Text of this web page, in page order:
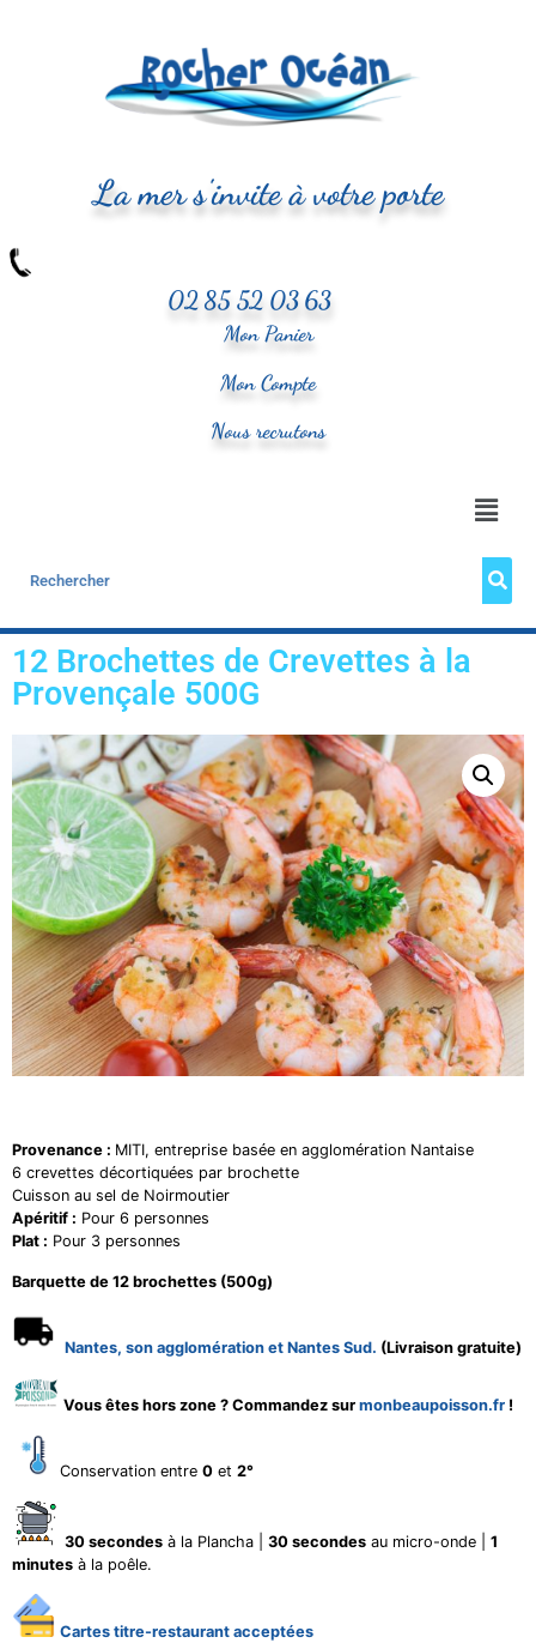
La mer s'invite à votre porte
02 85 52 03 63
Mon Panier
Mon Compte
Nous recrutons
12 Brochettes de Crevettes à la
Provençale 500G
Provenance : MITI, entreprise basée en agglomération Nantaise
6 crevettes décortiquées par brochette
Cuisson au sel de Noirmoutier
Apéritif : Pour 6 personnes
Plat : Pour 3 personnes
Barquette de 12 brochettes (500g)
Nantes, son agglomération et Nantes Sud. (Livraison gratuite)
Vous êtes hors zone ? Commandez sur monbeaupoisson.fr !
Conservation entre 0 et 2°
30 secondes à la Plancha | 30 secondes au micro-onde | 1
minutes à la poêle.
Cartes titre-restaurant acceptées